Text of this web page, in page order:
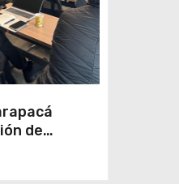
de
potable en